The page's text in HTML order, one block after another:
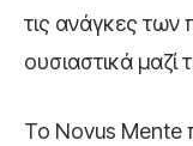
τις ανάγκες των
ουσιαστικά μαζί
Το Novus Mente